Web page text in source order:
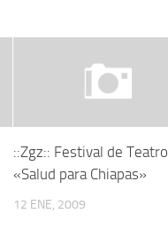
::Zgz:: Festival de Teatro
«Salud para Chiapas»
12 ENE, 2009